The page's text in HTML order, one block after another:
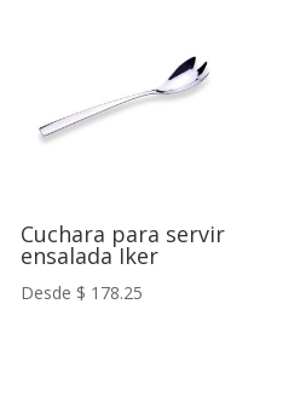
Cuchara para servir
ensalada Iker
Desde $ 178.25